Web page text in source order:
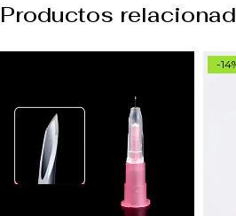
Productos
-